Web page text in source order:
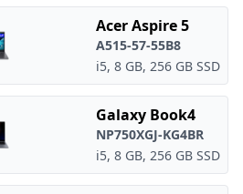
Acer Aspire 5
A515-57-55B8
i5, 8 GB, 256 GB SSD
Galaxy Book4
NP750XGJ-KG4BR
i5, 8 GB, 256 GB SSD